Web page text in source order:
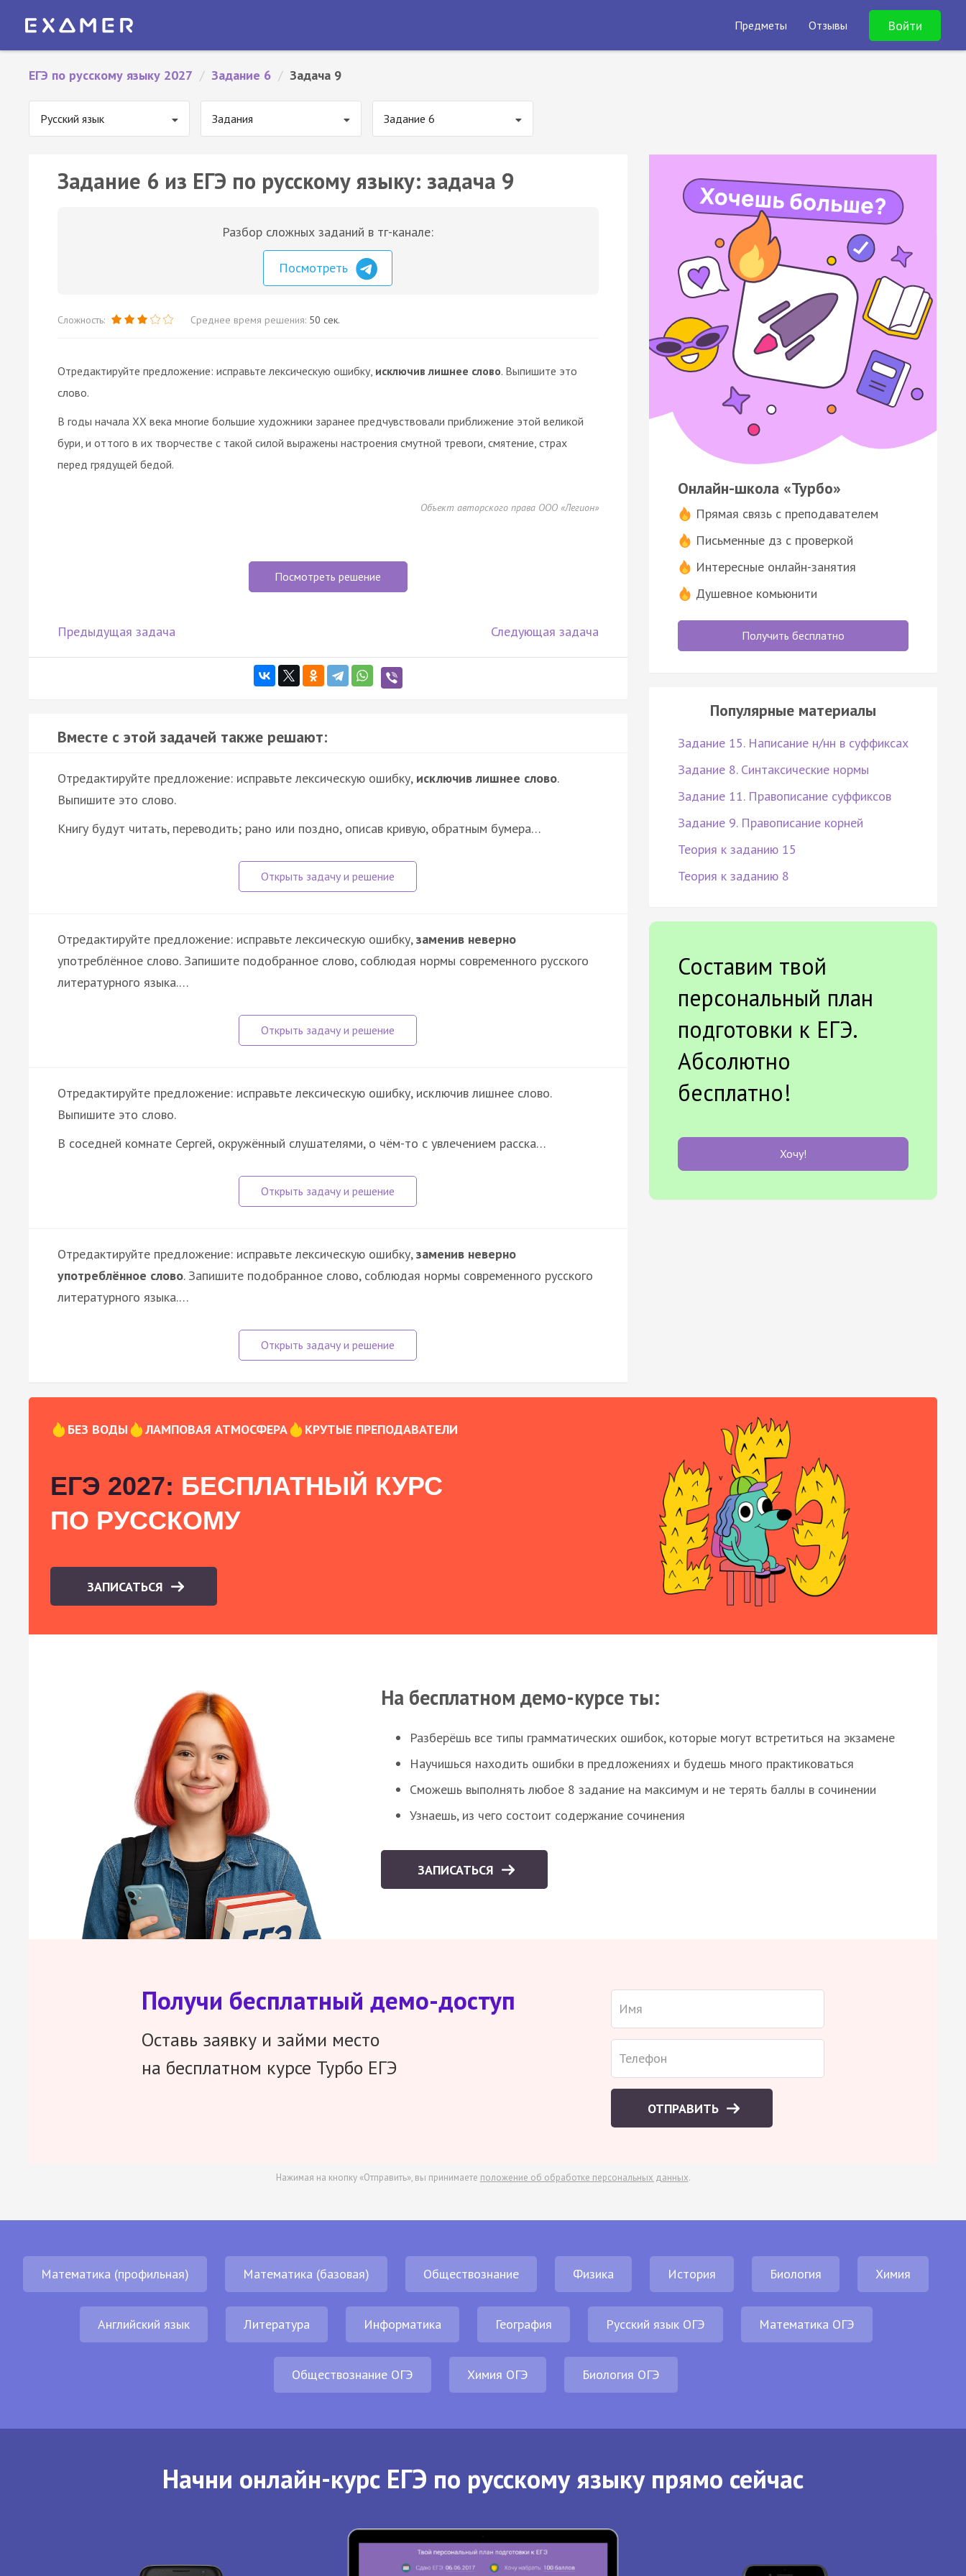
Предметы Отзывы Войти
ЕГЭ по русскому языку 2027 / Задание 6 / Задача 9
Русский язык Задания Задание 6
Задание 6 из ЕГЭ по русскому языку: задача 9
Разбор сложных заданий в тг-канале:
Посмотреть
Сложность: Среднее время решения: 50 сек.
Отредактируйте предложение: исправьте лексическую ошибку, исключив лишнее слово. Выпишите это
слово.
В годы начала ХХ века многие большие художники заранее предчувствовали приближение этой великой
бури, и оттого в их творчестве с такой силой выражены настроения смутной тревоги, смятение, страх
перед грядущей бедой.
Объект авторского права ООО «Легион»
Посмотреть решение
Предыдущая задача Следующая задача
Вместе с этой задачей также решают:
Отредактируйте предложение: исправьте лексическую ошибку, исключив лишнее слово.
Выпишите это слово.
Книгу будут читать, переводить; рано или поздно, описав кривую, обратным бумера…
Отредактируйте предложение: исправьте лексическую ошибку,заменив неверно
употреблённое слово. Запишите подобранное слово, соблюдая нормы современного русского
литературного языка.…
Отредактируйте предложение: исправьте лексическую ошибку, исключив лишнее слово.
Выпишите это слово.
В соседней комнате Сергей, окружённый слушателями, о чём-то с увлечением расска…
Отредактируйте предложение: исправьте лексическую ошибку,заменив неверно
употреблённое слово. Запишите подобранное слово, соблюдая нормы современного русского
литературного языка.…
Онлайн-школа «Турбо»
Прямая связь с преподавателем
Письменные дз с проверкой
Интересные онлайн-занятия
Душевное комьюнити
Получить бесплатно
Популярные материалы
Задание 15. Написание н/нн в суффиксах
Задание 8. Синтаксические нормы
Задание 11. Правописание суффиксов
Задание 9. Правописание корней
Теория к заданию 15
Теория к заданию 8
Составим твой
персональный план
подготовки к ЕГЭ.
Абсолютно
бесплатно!
Хочу!
БЕЗ ВОДЫ ЛАМПОВАЯ АТМОСФЕРА КРУТЫЕ ПРЕПОДАВАТЕЛИ
ЕГЭ 2027: БЕСПЛАТНЫЙ КУРС
ПО РУССКОМУ
ЗАПИСАТЬСЯ
На бесплатном демо-курсе ты:
Разберёшь все типы грамматических ошибок, которые могут встретиться на экзамене
Научишься находить ошибки в предложениях и будешь много практиковаться
Сможешь выполнять любое 8 задание на максимум и не терять баллы в сочинении
Узнаешь, из чего состоит содержание сочинения
ЗАПИСАТЬСЯ
Получи бесплатный демо-доступ
Оставь заявку и займи место
на бесплатном курсе Турбо ЕГЭ
ОТПРАВИТЬ
Нажимая на кнопку «Отправить», вы принимаете положение об обработке персональных данных.
Математика (профильная) Математика (базовая) Обществознание Физика История Биология Химия
Английский язык Литература Информатика География Русский язык ОГЭ Математика ОГЭ
Обществознание ОГЭ Химия ОГЭ Биология ОГЭ
Начни онлайн-курс ЕГЭ по русскому языку прямо сейчас